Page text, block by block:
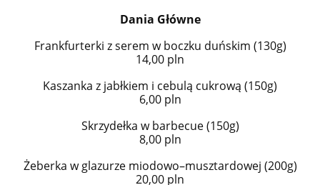
Dania Główne
Frankfurterki z serem w boczku duńskim (130g)
14,00 pln
Kaszanka z jabłkiem i cebulą cukrową (150g)
6,00 pln
Skrzydełka w barbecue (150g)
8,00 pln
Żeberka w glazurze miodowo–musztardowej (200g)
20,00 pln